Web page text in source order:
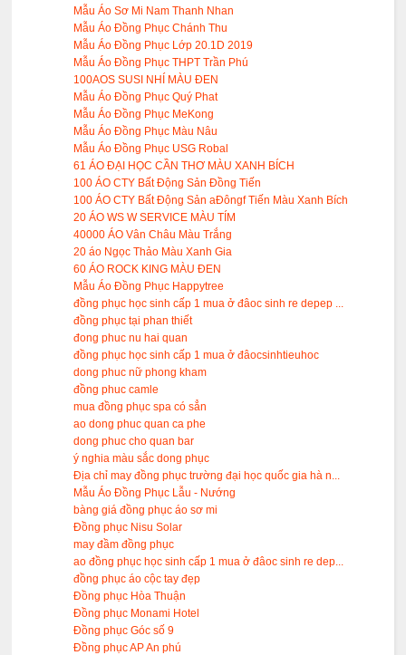
Mẫu Áo Sơ Mi Nam Thanh Nhan
Mẫu Áo Đồng Phục Chánh Thu
Mẫu Áo Đồng Phục Lớp 20.1D 2019
Mẫu Áo Đồng Phục THPT Trần Phú
100AOS SUSI NHÍ MÀU ĐEN
Mẫu Áo Đồng Phục Quý Phat
Mẫu Áo Đồng Phục MeKong
Mẫu Áo Đồng Phục Màu Nâu
Mẫu Áo Đồng Phục USG Robal
61 ÁO ĐẠI HỌC CẦN THƠ MÀU XANH BÍCH
100 ÁO CTY Bất Động Sản Đồng Tiến
100 ÁO CTY Bất Động Sản aĐôngf Tiến Màu Xanh Bích
20 ÁO WS W SERVICE MÀU TÍM
40000 ÁO Vân Châu Màu Trắng
20 áo Ngọc Thảo Màu Xanh Gia
60 ÁO ROCK KING MÀU ĐEN
Mẫu Áo Đồng Phục Happytree
đồng phục học sinh cấp 1 mua ở đâoc sinh re depep ...
đồng phục tại phan thiết
đong phuc nu hai quan
đồng phục học sinh cấp 1 mua ở đâocsinhtieuhoc
dong phuc nữ phong kham
đồng phuc camle
mua đồng phục spa có sẳn
ao dong phuc quan ca phe
dong phuc cho quan bar
ý nghia màu sắc dong phục
Địa chỉ may đồng phục trường đại học quốc gia hà n...
Mẫu Áo Đồng Phục Lẫu - Nướng
bàng giá đồng phục áo sơ mi
Đồng phục Nisu Solar
may đầm đồng phục
ao đồng phục học sinh cấp 1 mua ở đâoc sinh re dep...
đồng phục áo cộc tay đẹp
Đồng phục Hòa Thuận
Đồng phục Monami Hotel
Đồng phục Góc số 9
Đồng phục AP An phú